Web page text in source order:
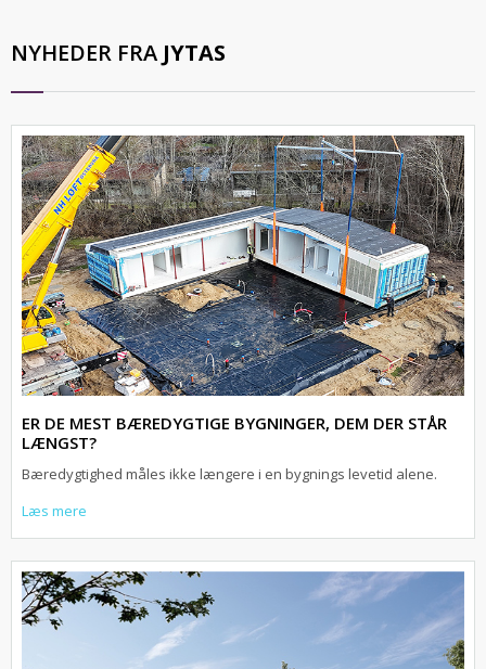
NYHEDER FRA JYTAS
ER DE MEST BÆREDYGTIGE BYGNINGER, DEM DER STÅR
LÆNGST?
Bæredygtighed måles ikke længere i en bygnings levetid alene.
Læs mere